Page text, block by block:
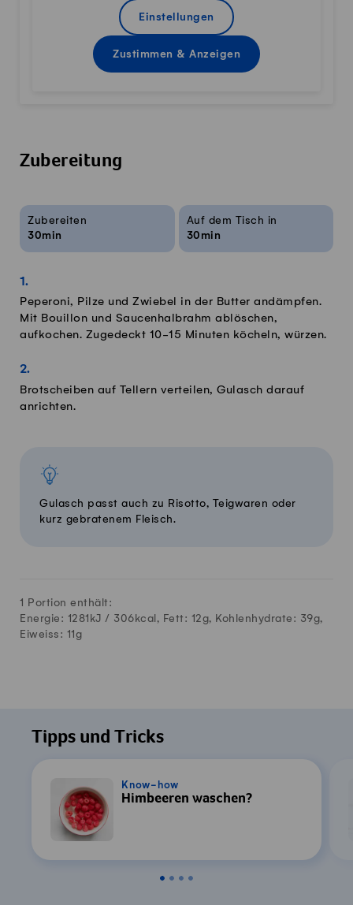
Einstellungen
Zustimmen & Anzeigen
Zubereitung
Rezeptinfos
Zubereiten
30min
Auf dem Tisch in
30min
Peperoni, Pilze und Zwiebel in der Butter andämpfen.
Mit Bouillon und Saucenhalbrahm ablöschen,
aufkochen. Zugedeckt 10-15 Minuten köcheln, würzen.
Brotscheiben auf Tellern verteilen, Gulasch darauf
anrichten.
Gulasch passt auch zu Risotto, Teigwaren oder
kurz gebratenem Fleisch.
1 Portion enthält:
Energie: 1281kJ / 306kcal, Fett: 12g, Kohlenhydrate: 39g,
Eiweiss: 11g
Tipps und Tricks
Know-how
Himbeeren waschen?